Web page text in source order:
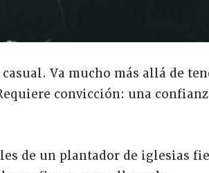
Va mucho más allá de
convicción: una
de un plantador de iglesias